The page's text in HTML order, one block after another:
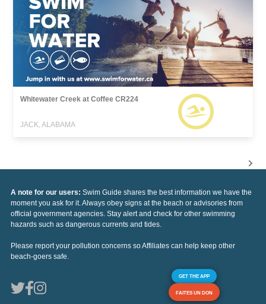
Whitewater Creek at Coffee CR224
JACK, ALABAMA
A note for our users: Swim Guide shares the best information we have the
moment you ask for it. Always obey signs at the beach or advisories from
official government agencies. Stay alert and check for other swimming
hazards such as dangerous currents and tides.
Please report your pollution concerns so Affiliates can help keep other
beach-goers safe.
GET THE APP
FAITES UN DON